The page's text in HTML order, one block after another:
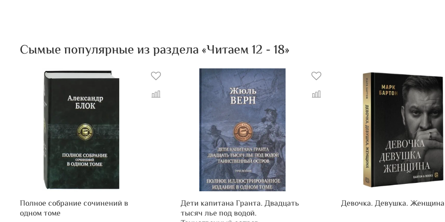
Сымые популярные из раздела «Читаем 12 - 18»
Полное собрание сочинений в
одном томе
Дети капитана Гранта. Двадцать
тысяч лье под водой.
Девочка. Девушка. Женщина